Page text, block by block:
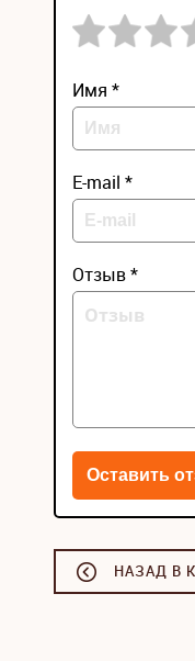
Имя *
E-mail *
Отзыв *
НАЗАД В